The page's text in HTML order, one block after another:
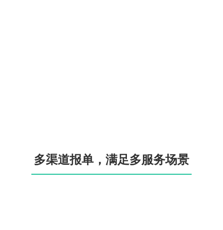
多渠道报单，满足多服务场景